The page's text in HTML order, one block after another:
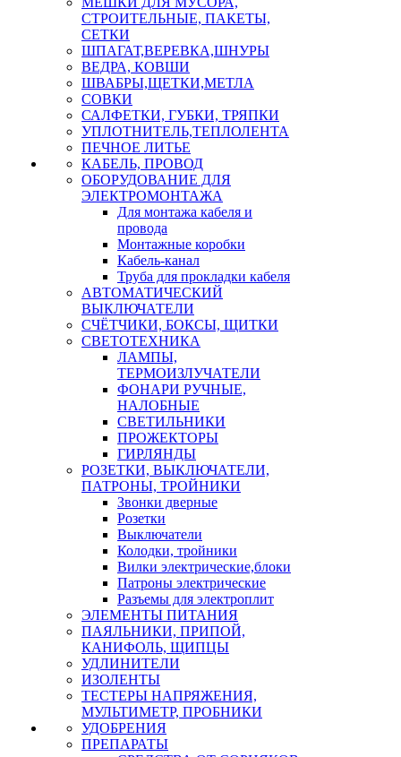
СТРОИТЕЛЬНЫЕ, ПАКЕТЫ,
СЕТКИ
ШПАГАТ,ВЕРЕВКА,ШНУРЫ
ВЕДРА, КОВШИ
ШВАБРЫ,ЩЕТКИ,МЕТЛА
СОВКИ
САЛФЕТКИ, ГУБКИ, ТРЯПКИ
УПЛОТНИТЕЛЬ,ТЕПЛОЛЕНТА
ПЕЧНОЕ ЛИТЬЕ
КАБЕЛЬ, ПРОВОД
ОБОРУДОВАНИЕ ДЛЯ
ЭЛЕКТРОМОНТАЖА
Для монтажа кабеля и
провода
Монтажные коробки
Кабель-канал
Труба для прокладки кабеля
АВТОМАТИЧЕСКИЙ
ВЫКЛЮЧАТЕЛИ
СЧЁТЧИКИ, БОКСЫ, ЩИТКИ
СВЕТОТЕХНИКА
ЛАМПЫ,
ТЕРМОИЗЛУЧАТЕЛИ
ФОНАРИ РУЧНЫЕ,
НАЛОБНЫЕ
СВЕТИЛЬНИКИ
ПРОЖЕКТОРЫ
ГИРЛЯНДЫ
РОЗЕТКИ, ВЫКЛЮЧАТЕЛИ,
ПАТРОНЫ, ТРОЙНИКИ
Звонки дверные
Розетки
Выключатели
Колодки, тройники
Вилки электрические,блоки
Патроны электрические
Разъемы для электроплит
ЭЛЕМЕНТЫ ПИТАНИЯ
ПАЯЛЬНИКИ, ПРИПОЙ,
КАНИФОЛЬ, ЩИПЦЫ
УДЛИНИТЕЛИ
ИЗОЛЕНТЫ
ТЕСТЕРЫ НАПРЯЖЕНИЯ,
МУЛЬТИМЕТР, ПРОБНИКИ
УДОБРЕНИЯ
ПРЕПАРАТЫ